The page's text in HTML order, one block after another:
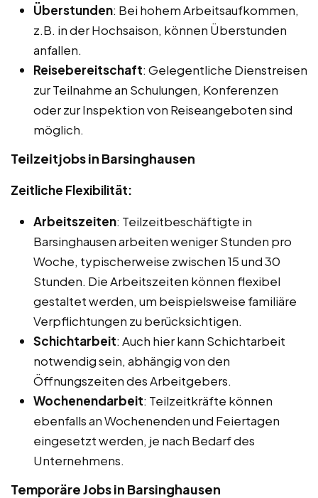
Überstunden: Bei hohem Arbeitsaufkommen,
z.B. in der Hochsaison, können Überstunden
anfallen.
Reisebereitschaft: Gelegentliche Dienstreisen
zur Teilnahme an Schulungen, Konferenzen
oder zur Inspektion von Reiseangeboten sind
möglich.
Teilzeitjobs in Barsinghausen
Zeitliche Flexibilität:
Arbeitszeiten: Teilzeitbeschäftigte in
Barsinghausen arbeiten weniger Stunden pro
Woche, typischerweise zwischen 15 und 30
Stunden. Die Arbeitszeiten können flexibel
gestaltet werden, um beispielsweise familiäre
Verpflichtungen zu berücksichtigen.
Schichtarbeit: Auch hier kann Schichtarbeit
notwendig sein, abhängig von den
Öffnungszeiten des Arbeitgebers.
Wochenendarbeit: Teilzeitkräfte können
ebenfalls an Wochenenden und Feiertagen
eingesetzt werden, je nach Bedarf des
Unternehmens.
Temporäre Jobs in Barsinghausen